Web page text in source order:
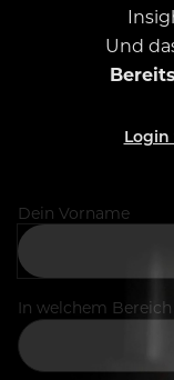
Und
Dein Vorname
In welchem